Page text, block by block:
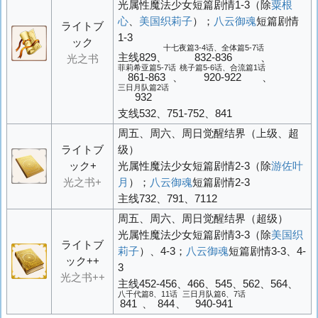
ライトブ
ック
光之书
光属性魔法少女短篇剧情1-3（除粟根
心、 美国织莉子）； 八云御魂短篇剧情
1-3
主线829、
832-836
十七夜篇3-4话、全体篇5-7话
、
861-863
菲莉希亚篇5-7话
、 920-922
桃子篇5-6话、合流篇1话
、
932
三日月队篇2话
支线532、751-752、841
ライトブ
ック+
光之书+
周五、周六、周日觉醒结界（上级、超
级）
光属性魔法少女短篇剧情2-3（除游佐叶
月 ）； 八云御魂短篇剧情2-3
主线732、791、7112
ライトブ
ック++
光之书++
周五、周六、周日觉醒结界（超级）
光属性魔法少女短篇剧情3-3（除美国织
莉子）、4-3； 八云御魂短篇剧情3-3、4-
3
主线452-456、466、545、562、564、
841、844
八千代篇8、11话
、 940-941
三日月队篇6、7话